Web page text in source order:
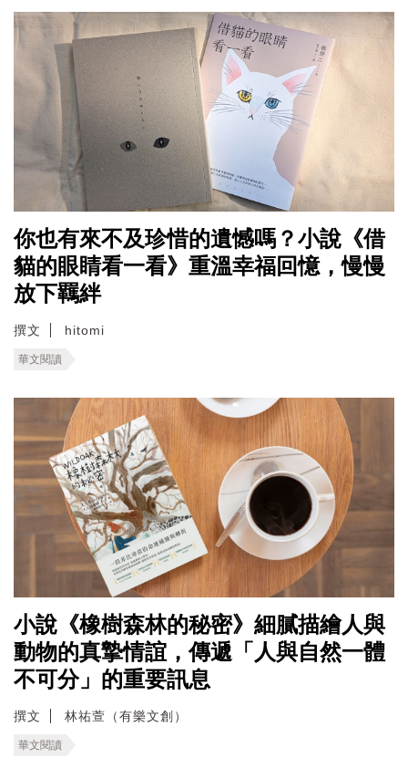
你也有來不及珍惜的遺憾嗎？小說《借
貓的眼睛看一看》重溫幸福回憶，慢慢
放下羈絆
撰文 hitomi
華文閱讀
小說《橡樹森林的秘密》細膩描繪人與
動物的真摯情誼，傳遞「人與自然一體
不可分」的重要訊息
撰文 林祐萱（有樂文創）
華文閱讀